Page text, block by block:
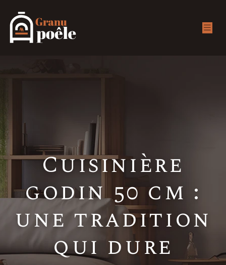
Cuisinière
godin 50 cm :
une tradition
qui dure